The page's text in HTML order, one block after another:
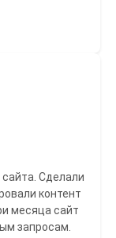
Сделали
контент
месяца сайт
запросам.